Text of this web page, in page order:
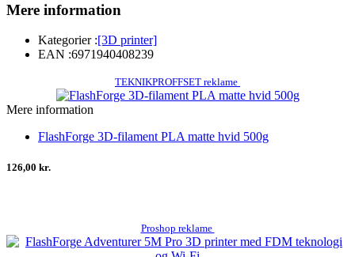
Mere information
Kategorier :[3D printer]
EAN :6971940408239
TEKNIKPROFFSET reklame
Mere information
FlashForge 3D-filament PLA matte hvid 500g
126,00 kr.
Proshop reklame